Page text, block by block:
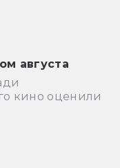
августа
кино оценили